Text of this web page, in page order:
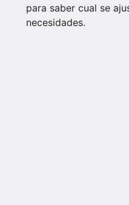
para saber cual se
necesidades.